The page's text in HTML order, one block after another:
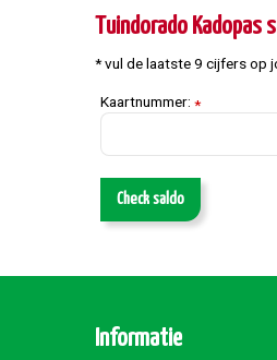
Tuindorado Kadopas
* vul de laatste 9 cijfers op
Kaartnummer: *
Check saldo
Informatie